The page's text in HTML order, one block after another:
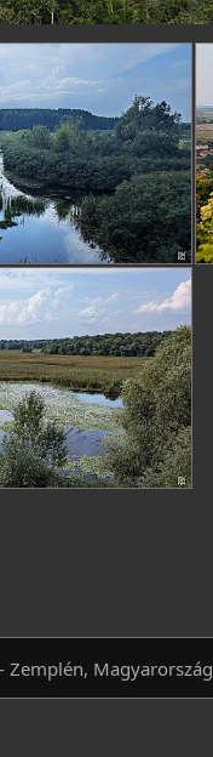
Zemplén, Magyarország